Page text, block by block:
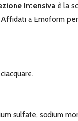
Intensiva è la
a Emoform
sulfate, sodium